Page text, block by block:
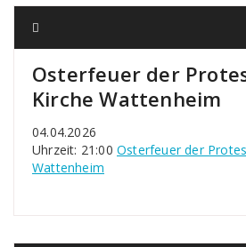
Osterfeuer der
Kirche Wattenheim
04.04.2026
Uhrzeit: 21:00 Osterfeuer der
Wattenheim